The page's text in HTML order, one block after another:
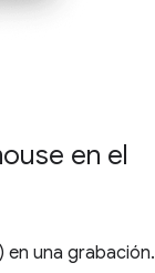
en el
en una grabación.